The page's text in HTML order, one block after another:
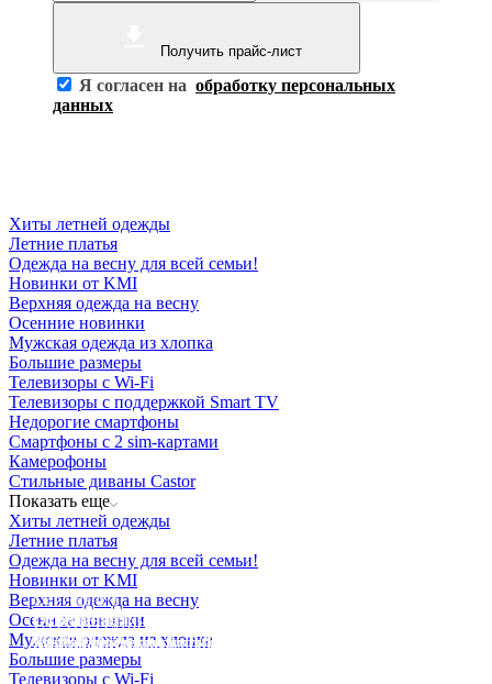
Получить прайс-лист
Я согласен на обработку персональных
данных
Хиты летней одежды
Летние платья
Одежда на весну для всей семьи!
Новинки от KMI
Верхняя одежда на весну
Осенние новинки
Мужская одежда из хлопка
Большие размеры
Телевизоры с Wi-Fi
Телевизоры с поддержкой Smart TV
Недорогие смартфоны
Смартфоны с 2 sim-картами
Камерофоны
Стильные диваны Castor
Показать еще
Хиты летней одежды
Летние платья
Одежда на весну для всей семьи!
Новинки от KMI
Верхняя одежда на весну
Осенние новинки
Мужская одежда из хлопка
Большие размеры
Телевизоры с Wi-Fi
Освещение
Здания префектуры ТиНАО
Освещение
Калужский завод путевых машин и гидроприводов
Освещение
СТРОИТЕЛЬНЫЙ ГИПЕРМАРКЕТ «ЛЕРУА
МЕРЛЕН»
Освещение
Железнодорожный вокзал Арзамас-1